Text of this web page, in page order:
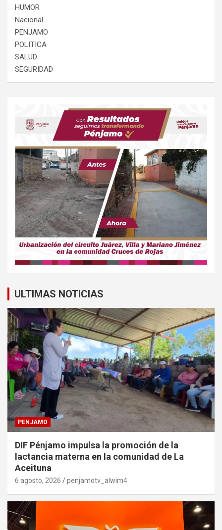
HUMOR
Nacional
PENJAMO
POLITICA
SALUD
SEGURIDAD
ULTIMAS NOTICIAS
PENJAMO
DIF Pénjamo impulsa la promoción de la
lactancia materna en la comunidad de La
Aceituna
6 agosto, 2026 penjamotv_alwim4